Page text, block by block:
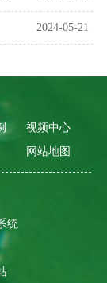
2024-05-21
视频中心
网站地图
统